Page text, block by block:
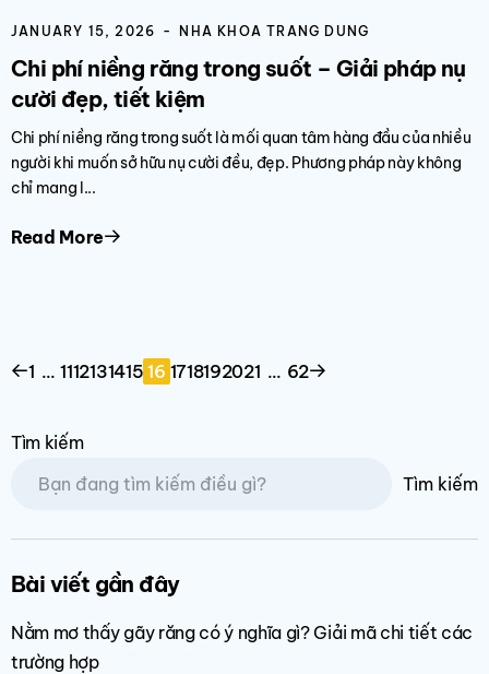
Tìm kiếm
Tìm kiếm
Bài viết gần đây
Nằm mơ thấy gãy răng có ý nghĩa gì? Giải mã chi tiết các
trường hợp
JANUARY 15, 2026 NHA KHOA TRANG DUNG
Chi phí niềng răng trong suốt – Giải pháp nụ
cười đẹp, tiết kiệm
Chi phí niềng răng trong suốt là mối quan tâm hàng đầu của nhiều
người khi muốn sở hữu nụ cười đều, đẹp. Phương pháp này không
chỉ mang l...
Read More
1 … 1112131415 16 1718192021 … 62